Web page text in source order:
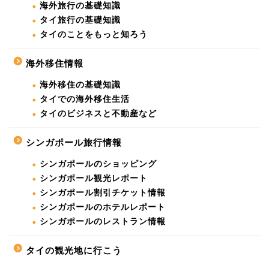
海外旅行の基礎知識
タイ旅行の基礎知識
タイのことをもっと知ろう
海外移住情報
海外移住の基礎知識
タイでの海外移住生活
タイのビジネスと不動産など
シンガポール旅行情報
シンガポールのショッピング
シンガポール観光レポート
シンガポール割引チケット情報
シンガポールのホテルレポート
シンガポールのレストラン情報
タイの観光地に行こう